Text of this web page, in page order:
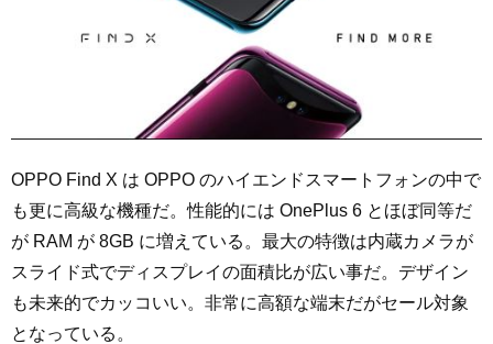
OPPO Find X は OPPO のハイエンドスマートフォンの中で
も更に高級な機種だ。性能的には OnePlus 6 とほぼ同等だ
が RAM が 8GB に増えている。最大の特徴は内蔵カメラが
スライド式でディスプレイの面積比が広い事だ。デザイン
も未来的でカッコいい。非常に高額な端末だがセール対象
となっている。